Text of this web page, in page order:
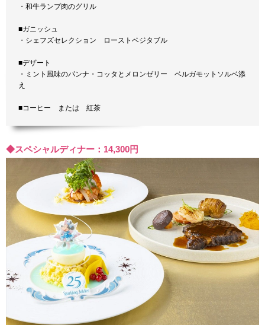
・和牛ランプ肉のグリル
■ガニッシュ
・シェフズセレクション ローストベジタブル
■デザート
・ミント風味のパンナ・コッタとメロンゼリー ベルガモットソルベ添
え
■コーヒー または 紅茶
◆スペシャルディナー：14,300円